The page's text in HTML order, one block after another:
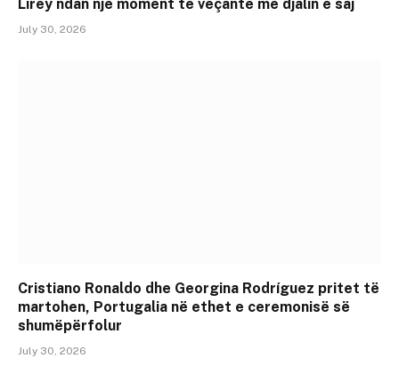
Lirey ndan një moment të veçantë me djalin e saj
July 30, 2026
Cristiano Ronaldo dhe Georgina Rodríguez pritet të
martohen, Portugalia në ethet e ceremonisë së
shumëpërfolur
July 30, 2026